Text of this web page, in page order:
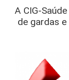
A CIG-
de gardas